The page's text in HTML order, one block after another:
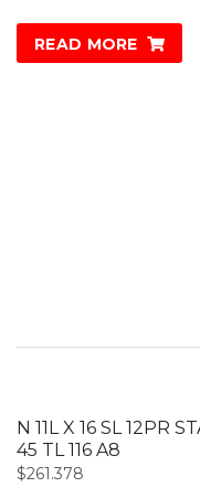
READ MORE
N 11L X 16 SL 12PR
45 TL 116 A8
$261.378